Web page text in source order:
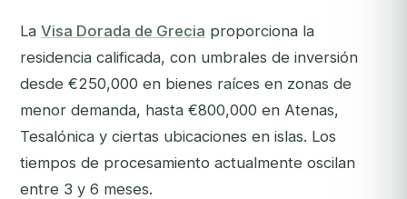
La Visa Dorada de Grecia proporciona la
residencia calificada, con umbrales de inversión
desde €250,000 en bienes raíces en zonas de
menor demanda, hasta €800,000 en Atenas,
Tesalónica y ciertas ubicaciones en islas. Los
tiempos de procesamiento actualmente oscilan
entre 3 y 6 meses.